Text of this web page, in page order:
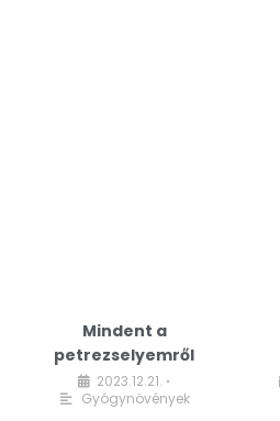
Mindent a
petrezselyemről
2023.12.21. •
Gyógynövények